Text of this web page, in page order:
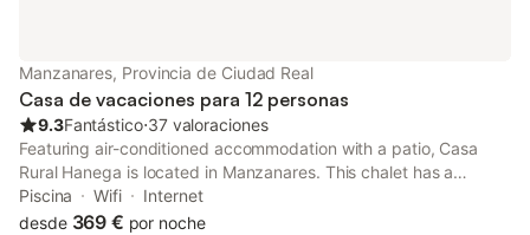
Manzanares, Provincia de Ciudad Real
Casa de vacaciones para 12 personas
9.3Fantástico⋅37 valoraciones
Featuring air-conditioned accommodation with a patio, Casa
Rural Hanega is located in Manzanares. This chalet has a
private pool, a garden, barbecue facilities, free WiFi and free
private parking. Outdoor seating is also available at the chalet.
Piscina Wifi
Internet
desde 369 € por noche